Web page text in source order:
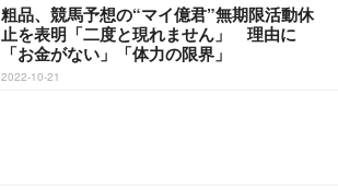
粗品、競馬予想の“マイ億君”無期限活動休
止を表明「二度と現れません」 理由に
「お金がない」「体力の限界」
2022-10-21